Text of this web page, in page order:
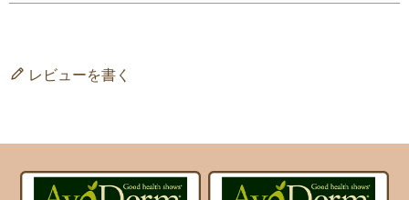
レビューを書く